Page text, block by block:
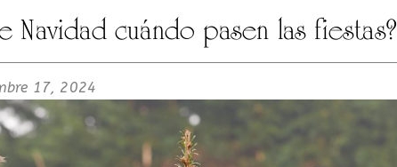
cuándo pasen las fiestas?
17, 2024